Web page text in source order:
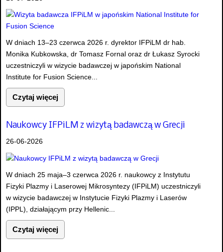
W dniach 13–23 czerwca 2026 r. dyrektor IFPiLM dr hab.
Monika Kubkowska, dr Tomasz Fornal oraz dr Łukasz Syrocki
uczestniczyli w wizycie badawczej w japońskim National
Institute for Fusion Science...
Czytaj więcej
Naukowcy IFPiLM z wizytą badawczą w Grecji
26-06-2026
W dniach 25 maja–3 czerwca 2026 r. naukowcy z Instytutu
Fizyki Plazmy i Laserowej Mikrosyntezy (IFPiLM) uczestniczyli
w wizycie badawczej w Instytucie Fizyki Plazmy i Laserów
(IPPL), działającym przy Hellenic...
Czytaj więcej